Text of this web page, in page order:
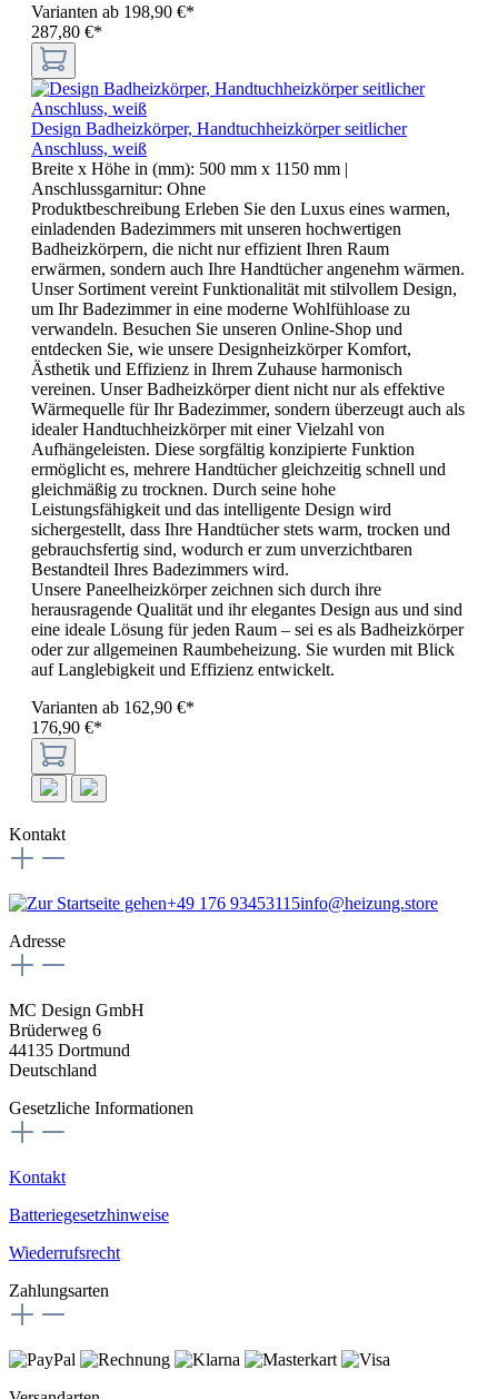
Varianten ab 198,90 €*
287,80 €*
Design Badheizkörper, Handtuchheizkörper seitlicher
Anschluss, weiß
Breite x Höhe in (mm): 500 mm x 1150 mm |
Anschlussgarnitur: Ohne
Produktbeschreibung Erleben Sie den Luxus eines warmen,
einladenden Badezimmers mit unseren hochwertigen
Badheizkörpern, die nicht nur effizient Ihren Raum
erwärmen, sondern auch Ihre Handtücher angenehm wärmen.
Unser Sortiment vereint Funktionalität mit stilvollem Design,
um Ihr Badezimmer in eine moderne Wohlfühloase zu
verwandeln. Besuchen Sie unseren Online-Shop und
entdecken Sie, wie unsere Designheizkörper Komfort,
Ästhetik und Effizienz in Ihrem Zuhause harmonisch
vereinen. Unser Badheizkörper dient nicht nur als effektive
Wärmequelle für Ihr Badezimmer, sondern überzeugt auch als
idealer Handtuchheizkörper mit einer Vielzahl von
Aufhängeleisten. Diese sorgfältig konzipierte Funktion
ermöglicht es, mehrere Handtücher gleichzeitig schnell und
gleichmäßig zu trocknen. Durch seine hohe
Leistungsfähigkeit und das intelligente Design wird
sichergestellt, dass Ihre Handtücher stets warm, trocken und
gebrauchsfertig sind, wodurch er zum unverzichtbaren
Bestandteil Ihres Badezimmers wird.
Unsere Paneelheizkörper zeichnen sich durch ihre
herausragende Qualität und ihr elegantes Design aus und sind
eine ideale Lösung für jeden Raum – sei es als Badheizkörper
oder zur allgemeinen Raumbeheizung. Sie wurden mit Blick
auf Langlebigkeit und Effizienz entwickelt.
Varianten ab 162,90 €*
176,90 €*
Kontakt
+49 176 93453115info@heizung.store
Adresse
MC Design GmbH
Brüderweg 6
44135 Dortmund
Deutschland
Gesetzliche Informationen
Kontakt
Batteriegesetzhinweise
Wiederrufsrecht
Zahlungsarten